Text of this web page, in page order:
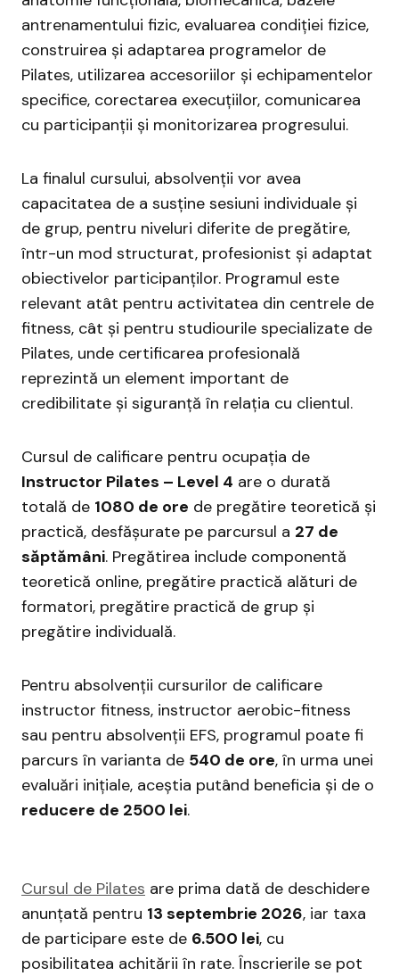
antrenamentului fizic, evaluarea condiției fizice,
construirea și adaptarea programelor de
Pilates, utilizarea accesoriilor și echipamentelor
specifice, corectarea execuțiilor, comunicarea
cu participanții și monitorizarea progresului.
La finalul cursului, absolvenții vor avea
capacitatea de a susține sesiuni individuale și
de grup, pentru niveluri diferite de pregătire,
într-un mod structurat, profesionist și adaptat
obiectivelor participanților. Programul este
relevant atât pentru activitatea din centrele de
fitness, cât și pentru studiourile specializate de
Pilates, unde certificarea profesională
reprezintă un element important de
credibilitate și siguranță în relația cu clientul.
Cursul de calificare pentru ocupația de
Instructor Pilates – Level 4 are o durată
totală de 1080 de ore de pregătire teoretică și
practică, desfășurate pe parcursul a 27 de
săptămâni. Pregătirea include componentă
teoretică online, pregătire practică alături de
formatori, pregătire practică de grup și
pregătire individuală.
Pentru absolvenții cursurilor de calificare
instructor fitness, instructor aerobic-fitness
sau pentru absolvenții EFS, programul poate fi
parcurs în varianta de 540 de ore, în urma unei
evaluări inițiale, aceștia putând beneficia și de o
reducere de 2500 lei.
Cursul de Pilates are prima dată de deschidere
anunțată pentru 13 septembrie 2026, iar taxa
de participare este de 6.500 lei, cu
posibilitatea achitării în rate. Înscrierile se pot